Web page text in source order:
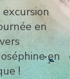
en
en
!